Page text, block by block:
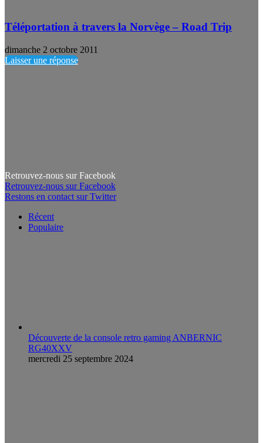
Téléportation à travers la Norvège – Road Trip
dimanche 2 octobre 2011
Laisser une réponse
Retrouvez-nous sur Facebook
Retrouvez-nous sur Facebook
Restons en contact sur Twitter
Récent
Populaire
Découverte de la console retro gaming ANBERNIC
RG40XXV
mercredi 25 septembre 2024